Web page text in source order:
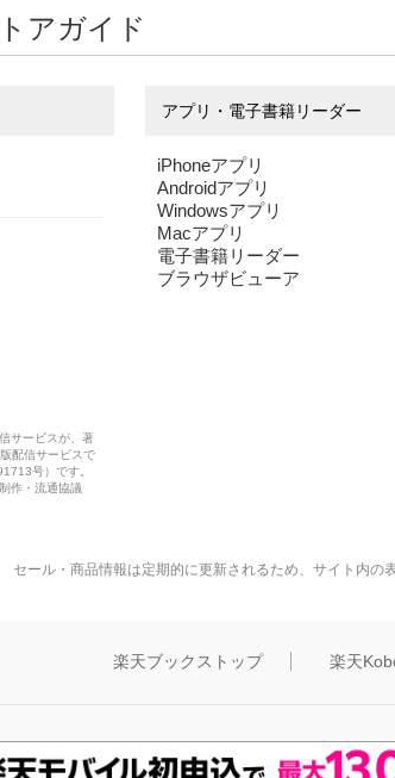
アガイド
サービスが、著
配信サービスで
号）です。
作・流通協議
アプリ・電子書籍リーダー
iPhoneアプリ
Androidアプリ
Windowsアプリ
Macアプリ
電子書籍リーダー
ブラウザビューア
セール・商品情報は定期的に更新されるため、サイト内の
楽天ブックストップ 楽天